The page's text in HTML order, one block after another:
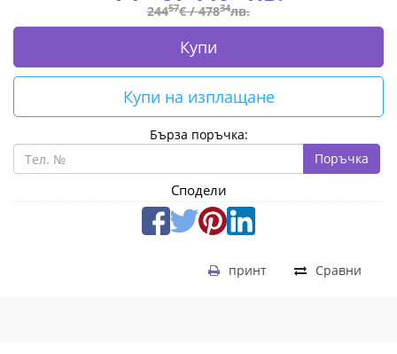
24457€ /47834лв.
Купи
Купи на изплащане
Бърза поръчка:
Поръчка
Сподели
Сравни
принт